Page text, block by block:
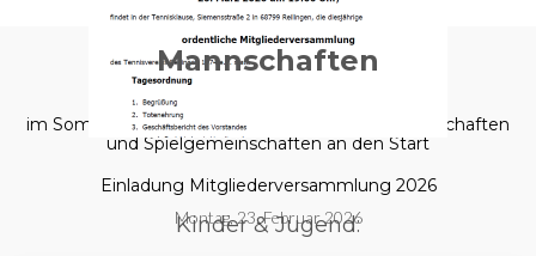
Einladung Mitgliederversammlung 2026
Montag, 23. Februar 2026
Mannschaften
im Sommer 2025 gehen wir mit folgenden Mannschaften
und Spielgemeinschaften an den Start
Kinder & Jugend: